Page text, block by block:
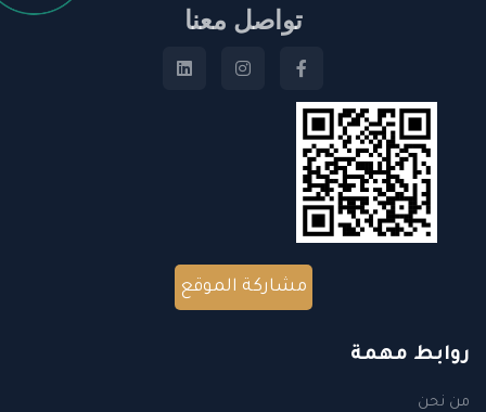
تواصل معنا
مشاركة الموقع
روابط مهمة
من نحن